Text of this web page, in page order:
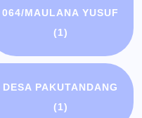
064/MAULANA YUSUF
(1)
DESA PAKUTANDANG
(1)